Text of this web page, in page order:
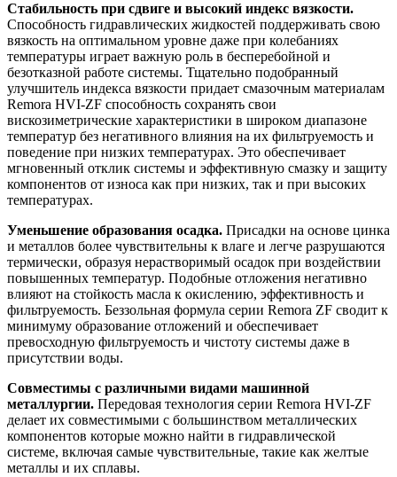
Стабильность при сдвиге и высокий индекс вязкости.
Способность гидравлических жидкостей поддерживать свою
вязкость на оптимальном уровне даже при колебаниях
температуры играет важную роль в бесперебойной и
безотказной работе системы. Тщательно подобранный
улучшитель индекса вязкости придает смазочным материалам
Remora HVI-ZF способность сохранять свои
вискозиметрические характеристики в широком диапазоне
температур без негативного влияния на их фильтруемость и
поведение при низких температурах. Это обеспечивает
мгновенный отклик системы и эффективную смазку и защиту
компонентов от износа как при низких, так и при высоких
температурах.
Уменьшение образования осадка. Присадки на основе цинка
и металлов более чувствительны к влаге и легче разрушаются
термически, образуя нерастворимый осадок при воздействии
повышенных температур. Подобные отложения негативно
влияют на стойкость масла к окислению, эффективность и
фильтруемость. Беззольная формула серии Remora ZF сводит к
минимуму образование отложений и обеспечивает
превосходную фильтруемость и чистоту системы даже в
присутствии воды.
Совместимы с различными видами машинной
металлургии. Передовая технология серии Remora HVI-ZF
делает их совместимыми с большинством металлических
компонентов которые можно найти в гидравлической
системе, включая самые чувствительные, такие как желтые
металлы и их сплавы.